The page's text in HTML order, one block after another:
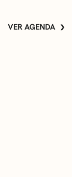
VER AGENDA